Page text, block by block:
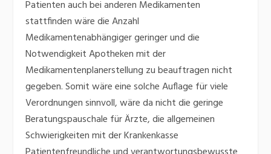
Patienten auch bei anderen Medikamenten
stattfinden wäre die Anzahl
Medikamentenabhängiger geringer und die
Notwendigkeit Apotheken mit der
Medikamentenplanerstellung zu beauftragen nicht
gegeben. Somit wäre eine solche Auflage für viele
Verordnungen sinnvoll, wäre da nicht die geringe
Beratungspauschale für Ärzte, die allgemeinen
Schwierigkeiten mit der Krankenkasse